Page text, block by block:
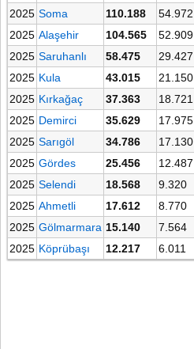
2025 Soma 110.188 54.972
2025 Alaşehir 104.565 52.909
2025 Saruhanlı 58.475 29.427
2025 Kula 43.015 21.150
2025 Kırkağaç 37.363 18.721
2025 Demirci 35.629 17.975
2025 Sarıgöl 34.786 17.130
2025 Gördes 25.456 12.487
2025 Selendi 18.568 9.320
2025 Ahmetli 17.612 8.770
2025 Gölmarmara 15.140 7.564
2025 Köprübaşı 12.217 6.011